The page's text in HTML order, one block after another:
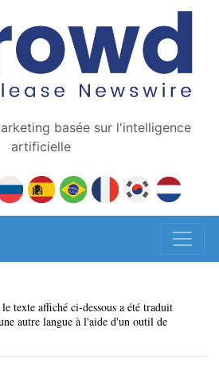
basée sur l'intelligence
artificielle
texte affiché ci-dessous a été traduit
autre langue à l'aide d'un outil de